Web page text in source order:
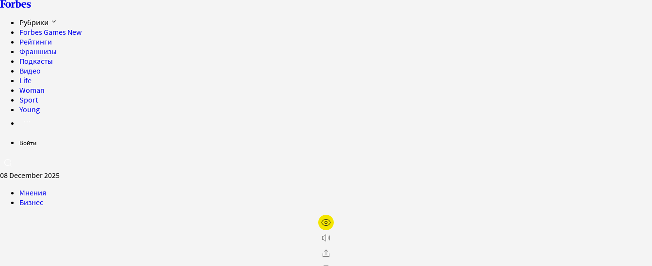
Рубрики
Forbes Games New
Рейтинги
Франшизы
Подкасты
Видео
Life
Woman
Sport
Young
Войти
08 December 2025
Мнения
Бизнес